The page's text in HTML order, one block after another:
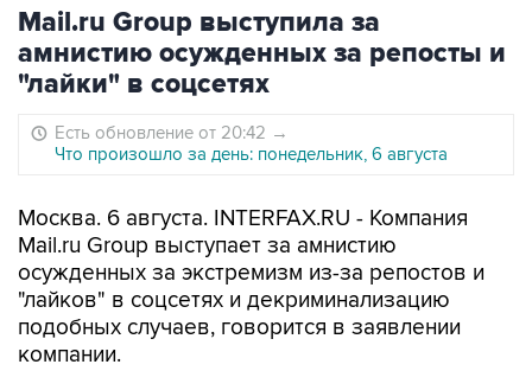
Mail.ru Group выступила за
амнистию осужденных за репосты и
"лайки" в соцсетях
Есть обновление от 20:42 →
Что произошло за день: понедельник, 6 августа
Москва. 6 августа. INTERFAX.RU - Компания
Mail.ru Group выступает за амнистию
осужденных за экстремизм из-за репостов и
"лайков" в соцсетях и декриминализацию
подобных случаев, говорится в заявлении
компании.